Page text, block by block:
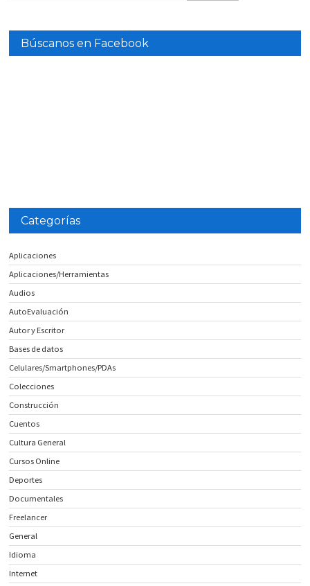
Búscanos en Facebook
Categorías
Aplicaciones
Aplicaciones/Herramientas
Audios
AutoEvaluación
Autor y Escritor
Bases de datos
Celulares/Smartphones/PDAs
Colecciones
Construcción
Cuentos
Cultura General
Cursos Online
Deportes
Documentales
Freelancer
General
Idioma
Internet